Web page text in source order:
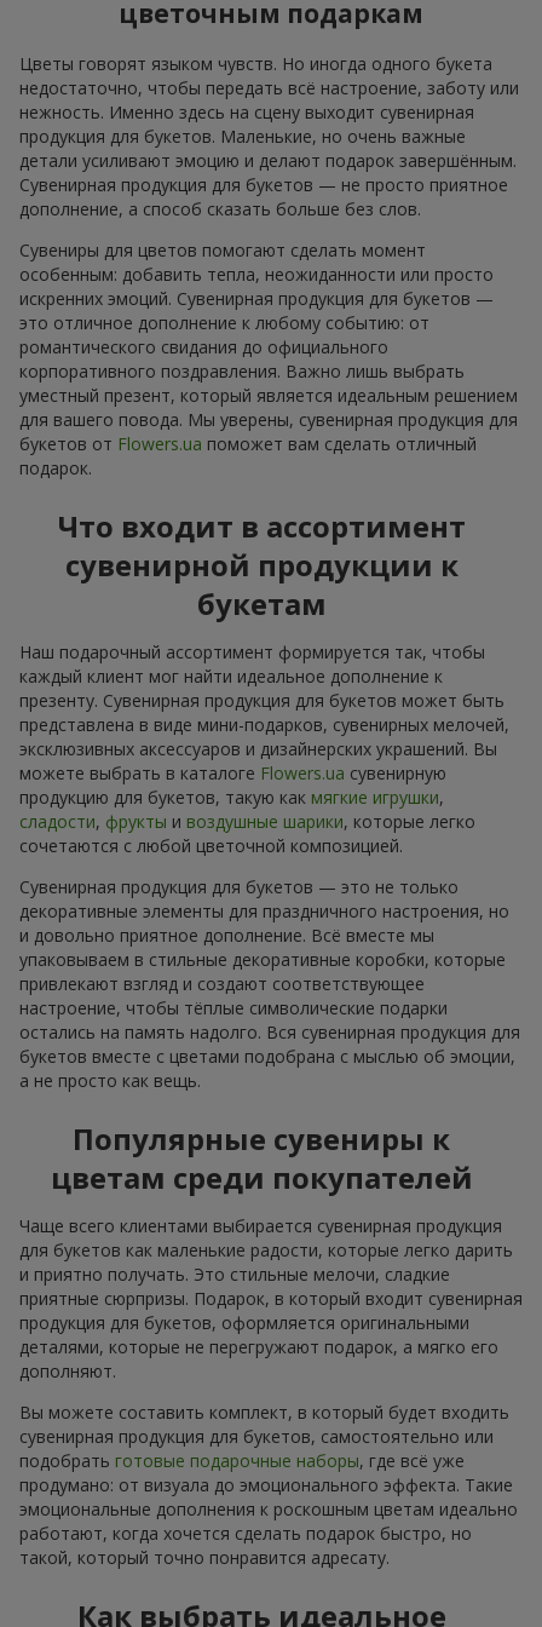
цветочным подаркам
Цветы говорят языком чувств. Но иногда одного букета
недостаточно, чтобы передать всё настроение, заботу или
нежность. Именно здесь на сцену выходит сувенирная
продукция для букетов. Маленькие, но очень важные
детали усиливают эмоцию и делают подарок завершённым.
Сувенирная продукция для букетов — не просто приятное
дополнение, а способ сказать больше без слов.
Сувениры для цветов помогают сделать момент
особенным: добавить тепла, неожиданности или просто
искренних эмоций. Сувенирная продукция для букетов —
это отличное дополнение к любому событию: от
романтического свидания до официального
корпоративного поздравления. Важно лишь выбрать
уместный презент, который является идеальным решением
для вашего повода. Мы уверены, сувенирная продукция для
букетов от Flowers.ua поможет вам сделать отличный
подарок.
Что входит в ассортимент
сувенирной продукции к
букетам
Наш подарочный ассортимент формируется так, чтобы
каждый клиент мог найти идеальное дополнение к
презенту. Сувенирная продукция для букетов может быть
представлена в виде мини-подарков, сувенирных мелочей,
эксклюзивных аксессуаров и дизайнерских украшений. Вы
можете выбрать в каталоге Flowers.ua сувенирную
продукцию для букетов, такую как мягкие игрушки,
сладости, фрукты и воздушные шарики, которые легко
сочетаются с любой цветочной композицией.
Сувенирная продукция для букетов — это не только
декоративные элементы для праздничного настроения, но
и довольно приятное дополнение. Всё вместе мы
упаковываем в стильные декоративные коробки, которые
привлекают взгляд и создают соответствующее
настроение, чтобы тёплые символические подарки
остались на память надолго. Вся сувенирная продукция для
букетов вместе с цветами подобрана с мыслью об эмоции,
а не просто как вещь.
Популярные сувениры к
цветам среди покупателей
Чаще всего клиентами выбирается сувенирная продукция
для букетов как маленькие радости, которые легко дарить
и приятно получать. Это стильные мелочи, сладкие
приятные сюрпризы. Подарок, в который входит сувенирная
продукция для букетов, оформляется оригинальными
деталями, которые не перегружают подарок, а мягко его
дополняют.
Вы можете составить комплект, в который будет входить
сувенирная продукция для букетов, самостоятельно или
подобрать готовые подарочные наборы, где всё уже
продумано: от визуала до эмоционального эффекта. Такие
эмоциональные дополнения к роскошным цветам идеально
работают, когда хочется сделать подарок быстро, но
такой, который точно понравится адресату.
Как выбрать идеальное